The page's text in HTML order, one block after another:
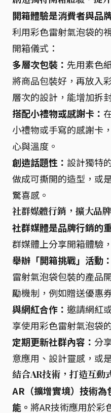
開箱體驗是消費者與品
利用彩色雷射氣泡袋的
開箱儀式：
多層次包裝： 先用素色
將商品包裝好，再放入
層次的設計，能增加拆
搭配小禮物或感謝卡：
小禮物或手寫的感謝卡
心與溫度。
創造話題性： 設計獨特
做成可撕開的造型，或
驚喜感。
社群媒體行銷，擴大品
社群媒體是品牌行銷的
群媒體上分享開箱體驗
舉辦「開箱挑戰」活動：
雷射氣泡袋包裝的產品
勵機制，例如贈送優惠
與網紅合作： 邀請網紅
享使用彩色雷射氣泡袋
定期更新社群內容： 分
意應用、設計靈感，或
結合AR技術，打造互動
AR（擴增實境）技術
能。 將AR技術應用於彩